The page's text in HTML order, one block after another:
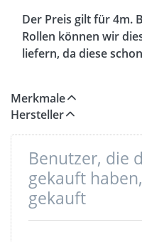
Der Preis gilt für 4m.
Rollen können wir
liefern, da diese
Merkmale
Hersteller
Benutzer, die
gekauft
gekauft